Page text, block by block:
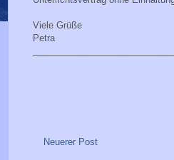
Viele Grüße
Petra
Neuerer Post